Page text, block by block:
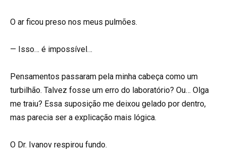
O ar ficou preso nos meus pulmões.
— Isso… é impossível…
Pensamentos passaram pela minha cabeça como um
turbilhão. Talvez fosse um erro do laboratório? Ou… Olga
me traiu? Essa suposição me deixou gelado por dentro,
mas parecia ser a explicação mais lógica.
O Dr. Ivanov respirou fundo.